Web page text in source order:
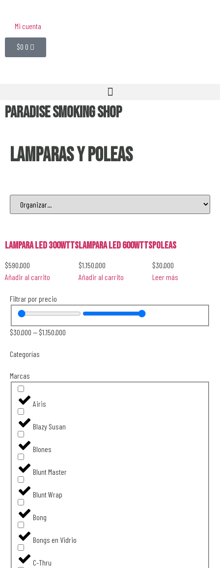
Mi cuenta
$0 0
Paradise Smoking Shop
Lamparas y Poleas
Lampara LED 300wtts
$590.000
Añadir al carrito
Lampara LED 600wtts
$1.150.000
Añadir al carrito
Poleas
$30.000
Leer más
Filtrar por precio
$30.000 — $1.150.000
Categorías
Marcas
Airis
Blazy Susan
Blones
Blunt Master
Blunt Wrap
Bong
Bongs en Vidrio
C-Thru